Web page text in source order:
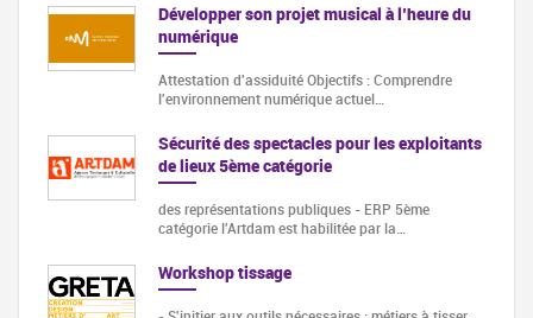
Développer son projet musical à l’heure du
numérique
Attestation d'assiduité Objectifs : Comprendre
l'environnement numérique actuel…
Sécurité des spectacles pour les exploitants
de lieux 5ème catégorie
des représentations publiques - ERP 5ème
catégorie l'Artdam est habilitée par la…
Workshop tissage